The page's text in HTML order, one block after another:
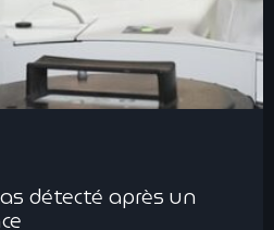
détecté après un